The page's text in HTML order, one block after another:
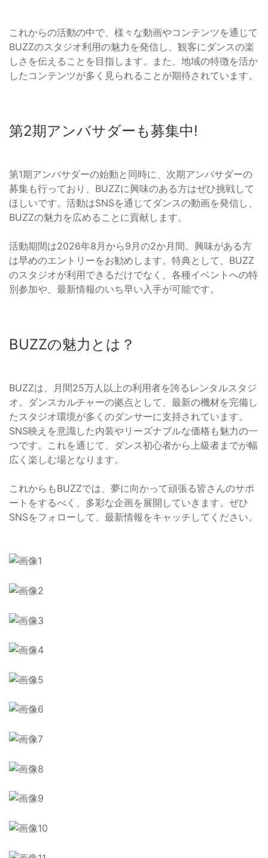
これからの活動の中で、様々な動画やコンテンツを通じて
BUZZのスタジオ利用の魅力を発信し、観客にダンスの楽
しさを伝えることを目指します。また、地域の特徴を活か
したコンテンツが多く見られることが期待されています。
第2期アンバサダーも募集中!
第1期アンバサダーの始動と同時に、次期アンバサダーの
募集も行っており、BUZZに興味のある方はぜひ挑戦して
ほしいです。活動はSNSを通じてダンスの動画を発信し、
BUZZの魅力を広めることに貢献します。
活動期間は2026年8月から9月の2か月間。興味がある方
は早めのエントリーをお勧めします。特典として、BUZZ
のスタジオが利用できるだけでなく、各種イベントへの特
別参加や、最新情報のいち早い入手が可能です。
BUZZの魅力とは？
BUZZは、月間25万人以上の利用者を誇るレンタルスタジ
オ。ダンスカルチャーの拠点として、最新の機材を完備し
たスタジオ環境が多くのダンサーに支持されています。
SNS映えを意識した内装やリーズナブルな価格も魅力の一
つです。これを通じて、ダンス初心者から上級者までが幅
広く楽しむ場となります。
これからもBUZZでは、夢に向かって頑張る皆さんのサポ
ートをするべく、多彩な企画を展開していきます。ぜひ
SNSをフォローして、最新情報をキャッチしてください。